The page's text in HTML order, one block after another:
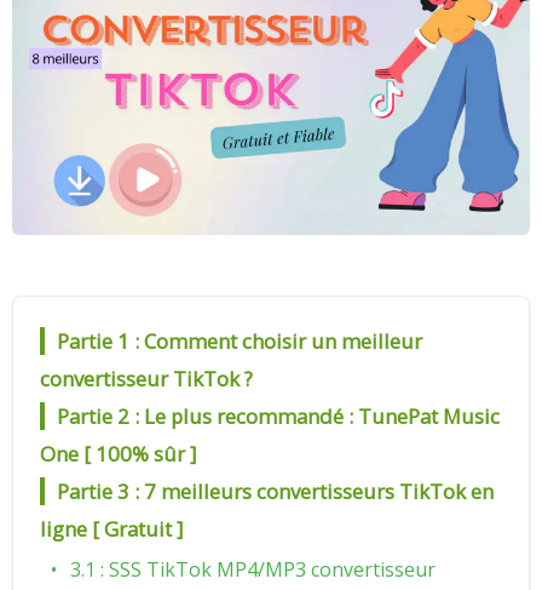
Partie 1 : Comment choisir un meilleur
convertisseur TikTok ?
Partie 2 : Le plus recommandé : TunePat Music
One [ 100% sûr ]
Partie 3 : 7 meilleurs convertisseurs TikTok en
ligne [ Gratuit ]
3.1 : SSS TikTok MP4/MP3 convertisseur